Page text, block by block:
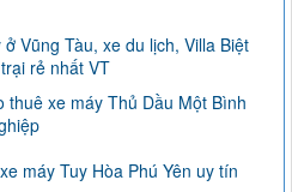
Vũng Tàu, xe du lịch, Villa Biệt
rẻ nhất VT
thuê xe máy Thủ Dầu Một Bình
máy Tuy Hòa Phú Yên uy tín